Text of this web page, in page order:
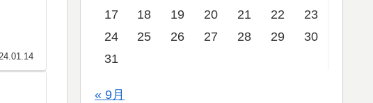
17
18 19 20 21 22
23
24
25 26 27 28 29
30
31
« 9月